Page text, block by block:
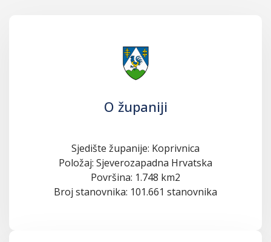
O županiji
Sjedište županije: Koprivnica
Položaj: Sjeverozapadna Hrvatska
Površina: 1.748 km2
Broj stanovnika: 101.661 stanovnika